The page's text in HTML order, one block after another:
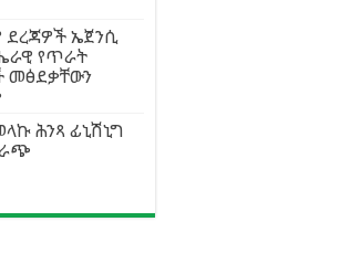
ደረጃዎች ኤጀንሲ
የጥራት
መፅደቃቸውን
ሕንጻ ፊኒሽኒግ